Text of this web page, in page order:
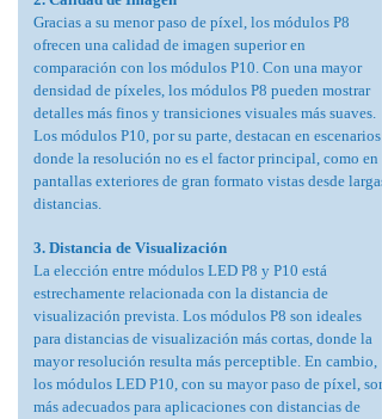
Gracias a su menor paso de píxel, los módulos P8
ofrecen una calidad de imagen superior en
comparación con los módulos P10. Con una mayor
densidad de píxeles, los módulos P8 pueden mostrar
detalles más finos y transiciones visuales más suaves.
Los módulos P10, por su parte, destacan en escenarios
donde la resolución no es el factor principal, como en
pantallas exteriores de gran formato vistas desde largas
distancias.
3. Distancia de Visualización
La elección entre módulos LED P8 y P10 está
estrechamente relacionada con la distancia de
visualización prevista. Los módulos P8 son ideales
para distancias de visualización más cortas, donde la
mayor resolución resulta más perceptible. En cambio,
los módulos LED P10, con su mayor paso de píxel, son
más adecuados para aplicaciones con distancias de